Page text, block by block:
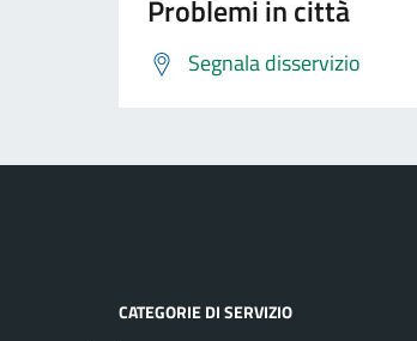
Problemi in città
Segnala disservizio
CATEGORIE DI SERVIZIO